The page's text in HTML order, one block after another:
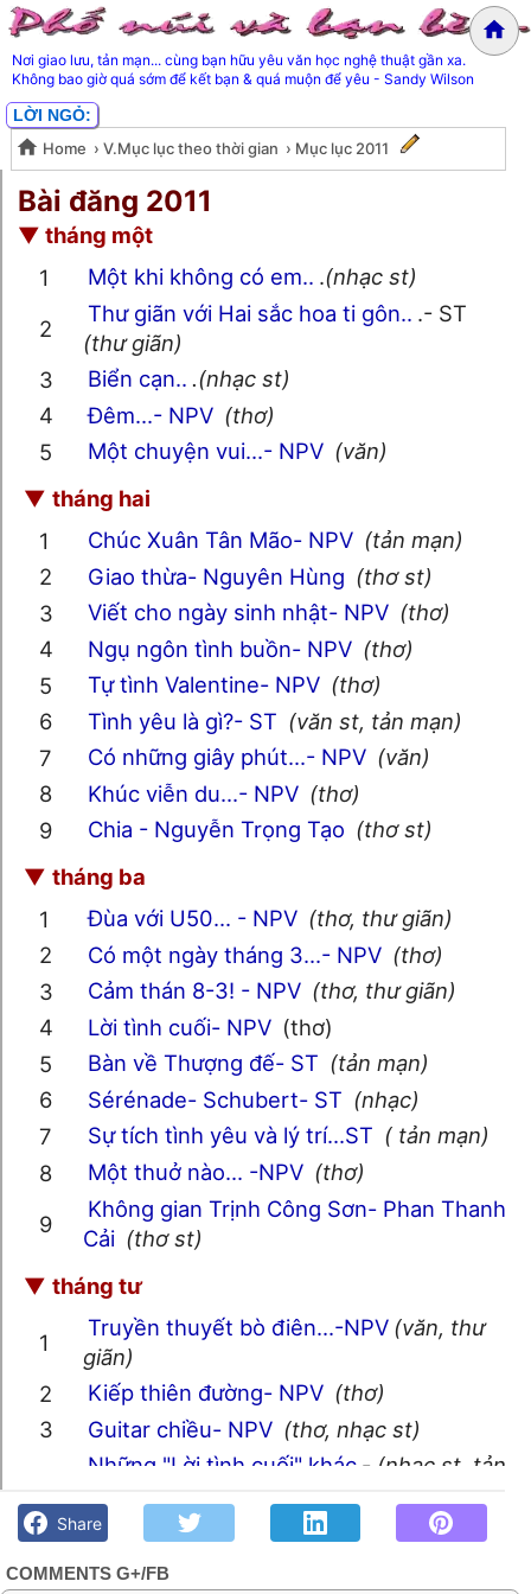
Nơi giao lưu, tản mạn... cùng bạn hữu yêu văn học nghệ thuật gần xa.
Không bao giờ quá sớm để kết bạn & quá muộn để yêu - Sandy Wilson
LỜI NGỎ:
Home › V.Mục lục theo thời gian › Mục lục 2011
Mục lục 2011
Bài đăng 2011
▼ tháng một
Một khi không có em.. .(nhạc st)
Thư giãn với Hai sắc hoa ti gôn.. .- ST
(thư giãn)
Biển cạn.. .(nhạc st)
Đêm...- NPV (thơ)
Một chuyện vui...- NPV (văn)
▼ tháng hai
Chúc Xuân Tân Mão- NPV (tản mạn)
Giao thừa- Nguyên Hùng (thơ st)
Viết cho ngày sinh nhật- NPV (thơ)
Ngụ ngôn tình buồn- NPV (thơ)
Tự tình Valentine- NPV (thơ)
Tình yêu là gì?- ST (văn st, tản mạn)
Có những giây phút...- NPV (văn)
Khúc viễn du...- NPV (thơ)
Chia - Nguyễn Trọng Tạo (thơ st)
▼ tháng ba
Đùa với U50... - NPV (thơ, thư giãn)
Có một ngày tháng 3...- NPV (thơ)
Cảm thán 8-3! - NPV (thơ, thư giãn)
Lời tình cuối- NPV (thơ)
Bàn về Thượng đế- ST (tản mạn)
Sérénade- Schubert- ST (nhạc)
Sự tích tình yêu và lý trí...ST ( tản mạn)
Một thuở nào... -NPV (thơ)
Không gian Trịnh Công Sơn- Phan Thanh
Cải (thơ st)
▼ tháng tư
Truyền thuyết bò điên...-NPV (văn, thư
giãn)
Kiếp thiên đường- NPV (thơ)
Guitar chiều- NPV (thơ, nhạc st)
Những "Lời tình cuối" khác - (nhạc st, tản
Hình ảnh lớp 12c-Kontum 1980- NPV
(hình ảnh)
nhớ!
Share
COMMENTS G+/FB